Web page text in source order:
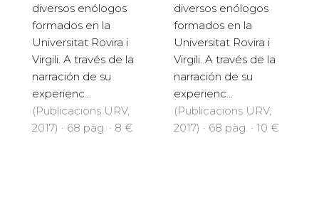
diversos enólogos
formados en la
Universitat Rovira i
Virgili. A través de la
narración de su
experienc...
(Publicacions URV,
2017) · 68 pàg. · 8 €
diversos enólogos
formados en la
Universitat Rovira i
Virgili. A través de la
narración de su
experienc...
(Publicacions URV,
2017) · 68 pàg. · 10 €